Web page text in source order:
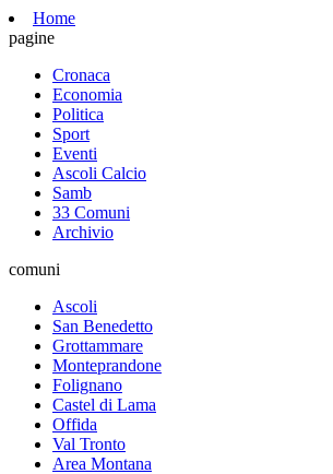
Home
pagine
Cronaca
Economia
Politica
Sport
Eventi
Ascoli Calcio
Samb
33 Comuni
Archivio
comuni
Ascoli
San Benedetto
Grottammare
Monteprandone
Folignano
Castel di Lama
Offida
Val Tronto
Area Montana